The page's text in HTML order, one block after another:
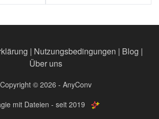
| Nutzungsbedingungen | Blog |
Über uns
Copyright © 2026 - AnyConv
mit Dateien - seit 2019